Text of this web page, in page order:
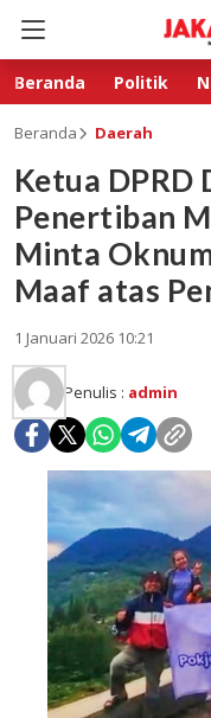
Beranda Politik
Beranda Daerah
Ketua DPRD
Penertiban
Minta
Maaf atas
1 Januari 2026 10:21
Penulis : admin